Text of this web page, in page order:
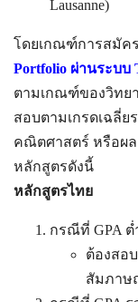
Lausanne)
โดยเกณฑ์การสมัค
Portfolio ผ่านระบบ
ตามเกณฑ์ของวิทย
สอบตามเกรดเฉลี่ย
คณิตศาสตร์ หรือผล
หลักสูตรดังนี้
หลักสูตรไทย
กรณีที่ GPA ต่
ต้องสอ
สัมภา